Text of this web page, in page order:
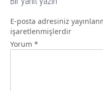
E-posta adresiniz
işaretlenmişlerdir
Yorum *